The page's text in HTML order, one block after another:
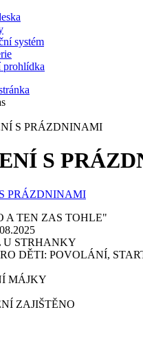
systém
S PRÁZDNINAMI
S
A TEN ZAS TOHLE"
U STRHANKY
DĚTI: POVOLÁNÍ,
MÁJKY
ZAJIŠTĚNO